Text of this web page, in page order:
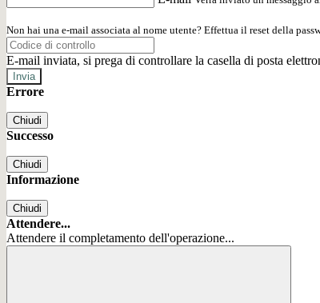
Non hai una e-mail associata al nome utente? Effettua il reset della
E-mail inviata, si prega di controllare la casella di posta
Errore
Chiudi
Successo
Chiudi
Informazione
Chiudi
Attendere...
Attendere il completamento dell'operazione...